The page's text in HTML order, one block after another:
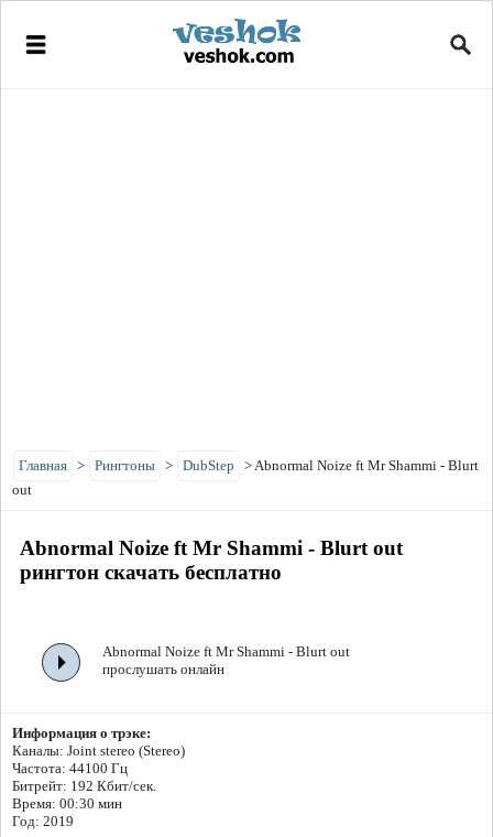
Главная > Рингтоны > DubStep >Abnormal Noize ft Mr Shammi - Blurt
out
Abnormal Noize ft Mr Shammi - Blurt out
рингтон скачать бесплатно
Abnormal Noize ft Mr Shammi - Blurt out
прослушать онлайн
Информация о трэке:
Каналы: Joint stereo (Stereo)
Частота: 44100 Гц
Битрейт: 192 Кбит/сек.
Время: 00:30 мин
Год: 2019